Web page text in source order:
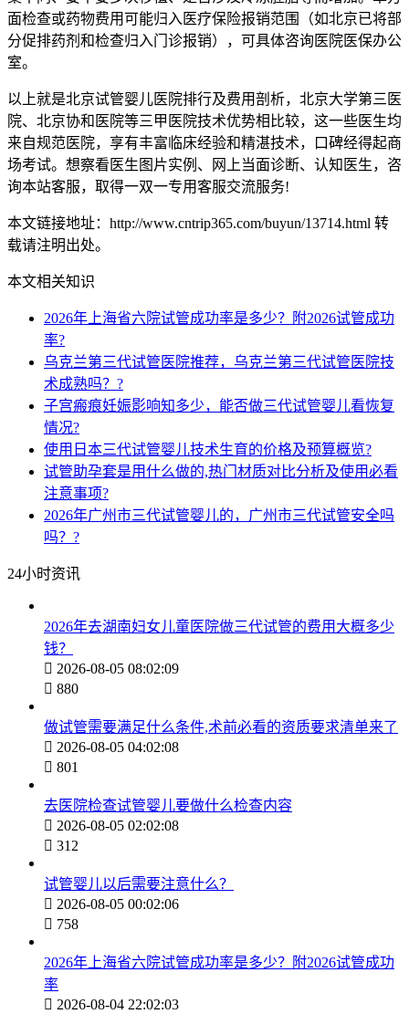
面检查或药物费用可能归入医疗保险报销范围（如北京已将部
分促排药剂和检查归入门诊报销），可具体咨询医院医保办公
室。
以上就是北京试管婴儿医院排行及费用剖析，北京大学第三医
院、北京协和医院等三甲医院技术优势相比较，这一些医生均
来自规范医院，享有丰富临床经验和精湛技术，口碑经得起商
场考试。想察看医生图片实例、网上当面诊断、认知医生，咨
询本站客服，取得一双一专用客服交流服务!
本文链接地址：http://www.cntrip365.com/buyun/13714.html 转
载请注明出处。
本文相关知识
2026年上海省六院试管成功率是多少？附2026试管成功
率?
乌克兰第三代试管医院推荐，乌克兰第三代试管医院技
术成熟吗？?
子宫瘢痕妊娠影响知多少，能否做三代试管婴儿看恢复
情况?
使用日本三代试管婴儿技术生育的价格及预算概览?
试管助孕套是用什么做的,热门材质对比分析及使用必看
注意事项?
2026年广州市三代试管婴儿的，广州市三代试管安全吗
吗？?
24小时资讯
2026年去湖南妇女儿童医院做三代试管的费用大概多少
钱？
 2026-08-05 08:02:09
 880
做试管需要满足什么条件,术前必看的资质要求清单来了
 2026-08-05 04:02:08
 801
去医院检查试管婴儿要做什么检查内容
 2026-08-05 02:02:08
 312
试管婴儿以后需要注意什么？
 2026-08-05 00:02:06
 758
2026年上海省六院试管成功率是多少？附2026试管成功
率
 2026-08-04 22:02:03